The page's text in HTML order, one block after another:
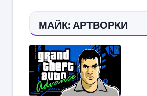
МАЙК: АРТВОРКИ